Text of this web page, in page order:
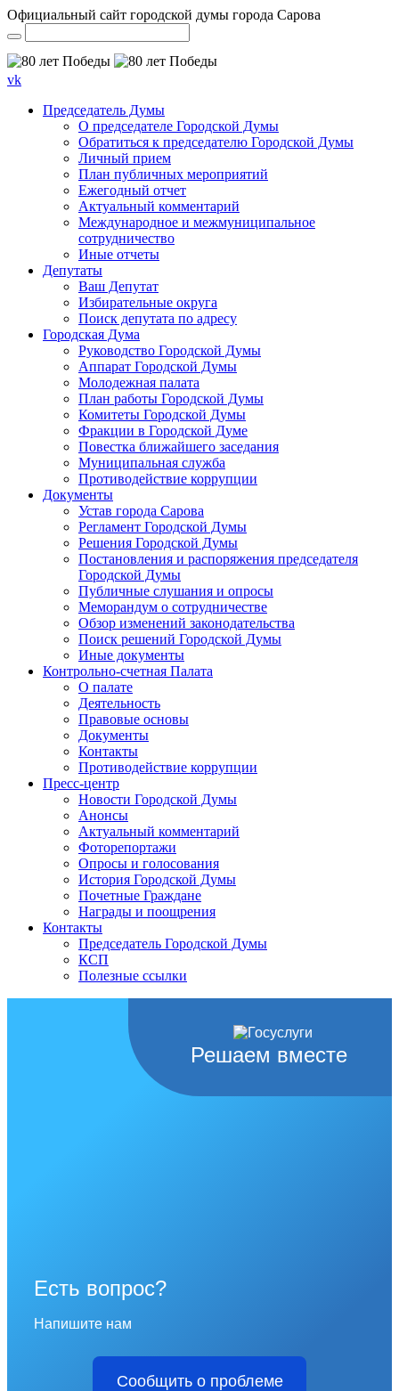
Официальный сайт городской думы города Сарова
vk
Председатель Думы
О председателе Городской Думы
Обратиться к председателю Городской Думы
Личный прием
План публичных мероприятий
Ежегодный отчет
Актуальный комментарий
Международное и межмуниципальное
сотрудничество
Иные отчеты
Депутаты
Ваш Депутат
Избирательные округа
Поиск депутата по адресу
Городская Дума
Руководство Городской Думы
Аппарат Городской Думы
Молодежная палата
План работы Городской Думы
Комитеты Городской Думы
Фракции в Городской Думе
Повестка ближайшего заседания
Муниципальная служба
Противодействие коррупции
Документы
Устав города Сарова
Регламент Городской Думы
Решения Городской Думы
Постановления и распоряжения председателя
Городской Думы
Публичные слушания и опросы
Меморандум о сотрудничестве
Обзор изменений законодательства
Поиск решений Городской Думы
Иные документы
Контрольно-счетная Палата
О палате
Деятельность
Правовые основы
Документы
Контакты
Противодействие коррупции
Пресс-центр
Новости Городской Думы
Анонсы
Актуальный комментарий
Фоторепортажи
Опросы и голосования
История Городской Думы
Почетные Граждане
Награды и поощрения
Контакты
Председатель Городской Думы
КСП
Полезные ссылки
Решаем вместе
Есть вопрос?
Напишите нам
Сообщить о проблеме